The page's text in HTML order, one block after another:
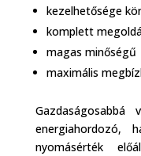
kezelhetősége
komplett
magas minőségű
maximális
Gazdaságosabbá
energiahordozó,
nyomásérték